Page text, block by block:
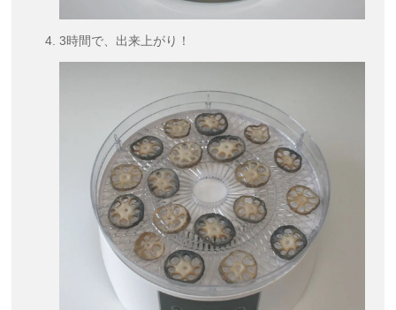
3時間で、出来上がり！